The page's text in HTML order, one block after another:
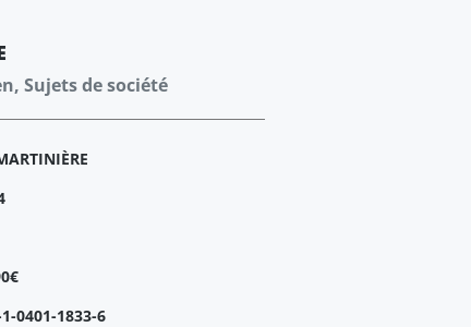
Sujets de société
0401-1833-6